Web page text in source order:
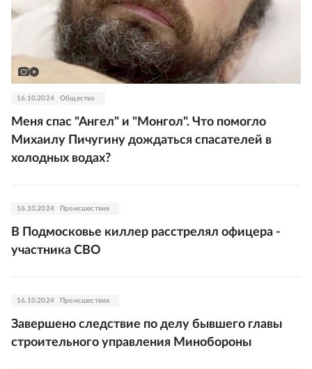
16.10.2024 Общество
Меня спас "Ангел" и "Монгол". Что помогло
Михаилу Пичугину дождаться спасателей в
холодных водах?
16.10.2024 Происшествия
В Подмосковье киллер расстрелял офицера -
участника СВО
16.10.2024 Происшествия
Завершено следствие по делу бывшего главы
строительного управления Минобороны